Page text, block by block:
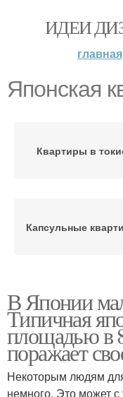
ИДЕИ
главная
Японская
Квартиры в
Капсульные
Токийские
В Японии
Типичная
площадью в
поражает
Некоторым людям
немного. Это может